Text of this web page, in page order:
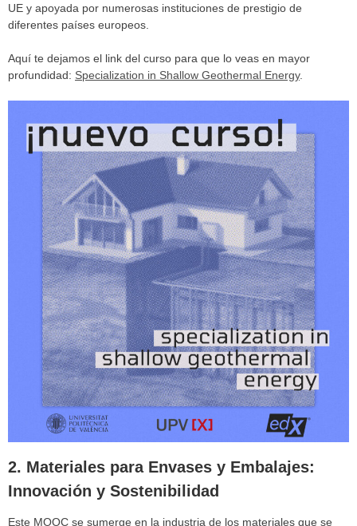
UE y apoyada por numerosas instituciones de prestigio de
diferentes países europeos.
Aquí te dejamos el link del curso para que lo veas en mayor
profundidad: Specialization in Shallow Geothermal Energy.
2. Materiales para Envases y Embalajes:
Innovación y Sostenibilidad
Este MOOC se sumerge en la industria de los materiales que se